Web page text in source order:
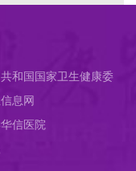
和国国家卫生健康委
息网
信医院